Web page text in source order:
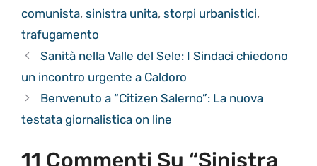
comunista, sinistra unita, storpi urbanistici,
trafugamento
Sanità nella Valle del Sele: I Sindaci chiedono
un incontro urgente a Caldoro
Benvenuto a “Citizen Salerno”: La nuova
testata giornalistica on line
11 Commenti Su “Sinistra